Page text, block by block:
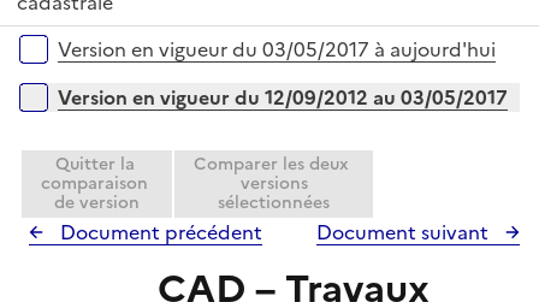
e
r
l
e
r
p
e
r
Versions sur la période
Version en vigueur du 03/05/2017 à aujourd'hui
Version en vigueur du 12/09/2012 au 03/05/2017
Quitter la
comparaison
de version
Comparer les deux
versions
sélectionnées
Document précédent Document suivant
CAD – Travaux